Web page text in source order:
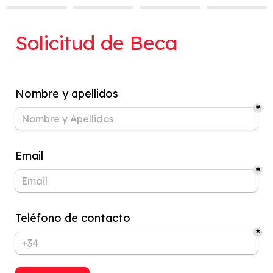
Solicitud de Beca
Nombre y apellidos
*
Email
*
Teléfono de contacto
*